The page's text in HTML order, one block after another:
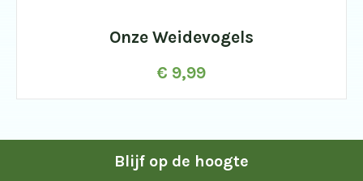
Onze Weidevogels
€ 9,99
Blijf op de hoogte